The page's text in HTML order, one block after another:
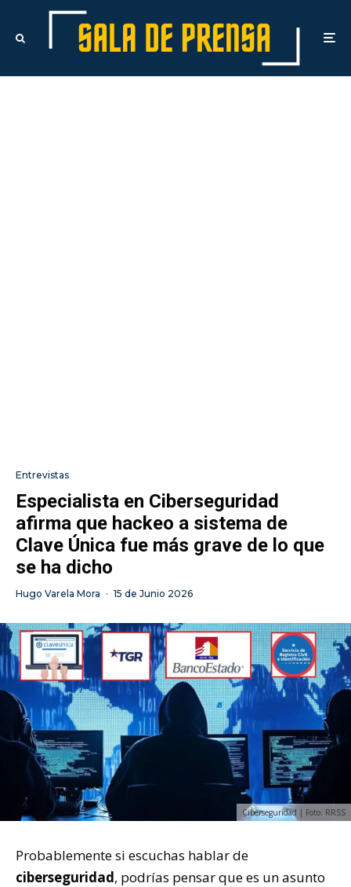
Entrevistas
Especialista en Ciberseguridad
afirma que hackeo a sistema de
Clave Única fue más grave de lo que
se ha dicho
Hugo Varela Mora · 15 de Junio 2026
Ciberseguridad | Foto: RRSS
Probablemente si escuchas hablar de
ciberseguridad, podrías pensar que es un asunto